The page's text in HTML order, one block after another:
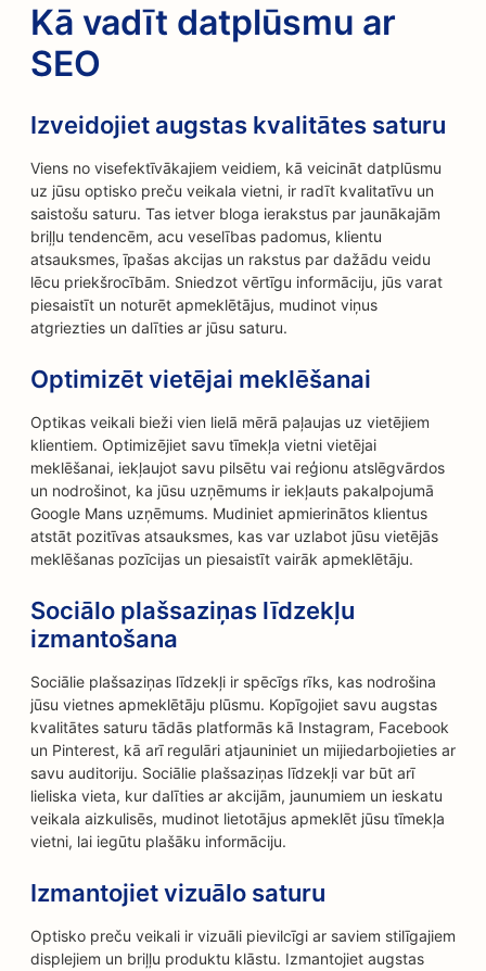
Kā vadīt datplūsmu ar
SEO
Izveidojiet augstas kvalitātes saturu
Viens no visefektīvākajiem veidiem, kā veicināt datplūsmu
uz jūsu optisko preču veikala vietni, ir radīt kvalitatīvu un
saistošu saturu. Tas ietver bloga ierakstus par jaunākajām
briļļu tendencēm, acu veselības padomus, klientu
atsauksmes, īpašas akcijas un rakstus par dažādu veidu
lēcu priekšrocībām. Sniedzot vērtīgu informāciju, jūs varat
piesaistīt un noturēt apmeklētājus, mudinot viņus
atgriezties un dalīties ar jūsu saturu.
Optimizēt vietējai meklēšanai
Optikas veikali bieži vien lielā mērā paļaujas uz vietējiem
klientiem. Optimizējiet savu tīmekļa vietni vietējai
meklēšanai, iekļaujot savu pilsētu vai reģionu atslēgvārdos
un nodrošinot, ka jūsu uzņēmums ir iekļauts pakalpojumā
Google Mans uzņēmums. Mudiniet apmierinātos klientus
atstāt pozitīvas atsauksmes, kas var uzlabot jūsu vietējās
meklēšanas pozīcijas un piesaistīt vairāk apmeklētāju.
Sociālo plašsaziņas līdzekļu
izmantošana
Sociālie plašsaziņas līdzekļi ir spēcīgs rīks, kas nodrošina
jūsu vietnes apmeklētāju plūsmu. Kopīgojiet savu augstas
kvalitātes saturu tādās platformās kā Instagram, Facebook
un Pinterest, kā arī regulāri atjauniniet un mijiedarbojieties ar
savu auditoriju. Sociālie plašsaziņas līdzekļi var būt arī
lieliska vieta, kur dalīties ar akcijām, jaunumiem un ieskatu
veikala aizkulisēs, mudinot lietotājus apmeklēt jūsu tīmekļa
vietni, lai iegūtu plašāku informāciju.
Izmantojiet vizuālo saturu
Optisko preču veikali ir vizuāli pievilcīgi ar saviem stilīgajiem
displejiem un briļļu produktu klāstu. Izmantojiet augstas